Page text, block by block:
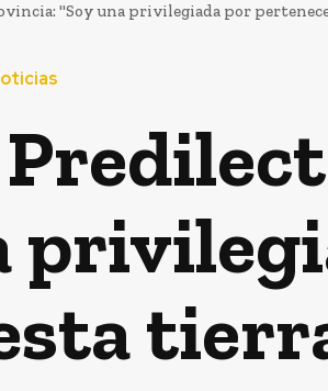
"Soy una privilegiada por